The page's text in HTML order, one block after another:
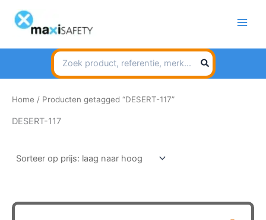
naar
inhoud
Search
for:
Home / Producten getagged “DESERT-117”
DESERT-117